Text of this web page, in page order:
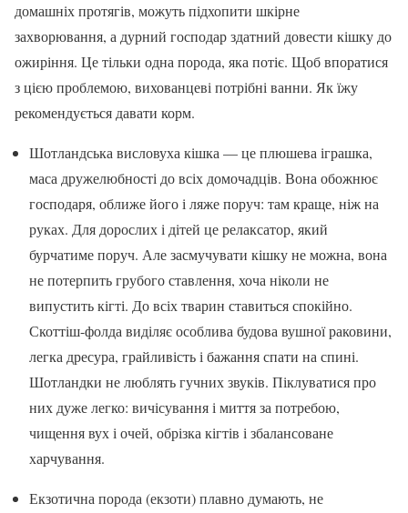
домашніх протягів, можуть підхопити шкірне
захворювання, а дурний господар здатний довести кішку до
ожиріння. Це тільки одна порода, яка потіє. Щоб впоратися
з цією проблемою, вихованцеві потрібні ванни. Як їжу
рекомендується давати корм.
Шотландська висловуха кішка — це плюшева іграшка,
маса дружелюбності до всіх домочадців. Вона обожнює
господаря, оближе його і ляже поруч: там краще, ніж на
руках. Для дорослих і дітей це релаксатор, який
бурчатиме поруч. Але засмучувати кішку не можна, вона
не потерпить грубого ставлення, хоча ніколи не
випустить кігті. До всіх тварин ставиться спокійно.
Скоттіш-фолда виділяє особлива будова вушної раковини,
легка дресура, грайливість і бажання спати на спині.
Шотландки не люблять гучних звуків. Піклуватися про
них дуже легко: вичісування і миття за потребою,
чищення вух і очей, обрізка кігтів і збалансоване
харчування.
Екзотична порода (екзоти) плавно думають, не